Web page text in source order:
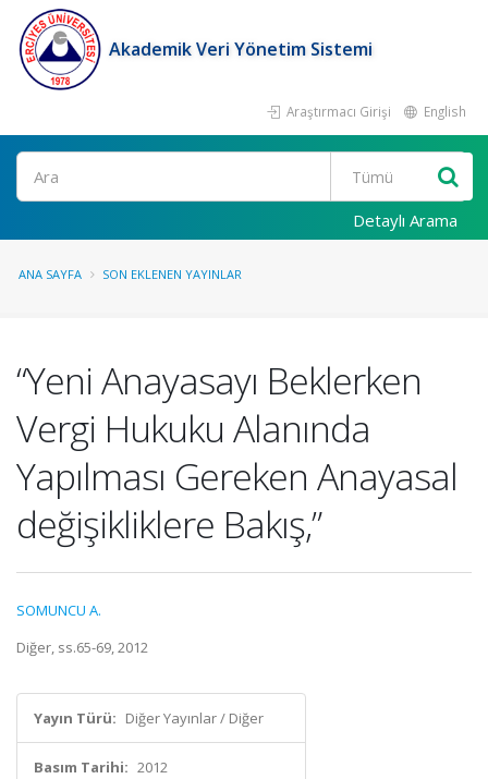
Akademik Veri Yönetim Sistemi
Araştırmacı Girişi English
Ara
Detaylı Arama
ANA SAYFA SON EKLENEN YAYINLAR
“Yeni Anayasayı Beklerken
Vergi Hukuku Alanında
Yapılması Gereken Anayasal
değişikliklere Bakış,”
SOMUNCU A.
Diğer, ss.65-69, 2012
Yayın Türü: Diğer Yayınlar / Diğer
Basım Tarihi: 2012